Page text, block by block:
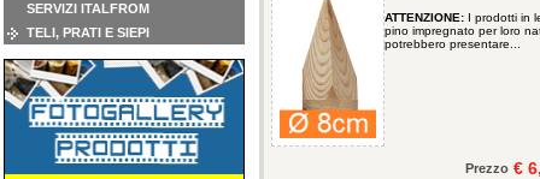
SERVIZI ITALFROM
TELI, PRATI E SIEPI
ATTENZIONE: I prodotti in
pino impregnato per loro
potrebbero presentare...
Prezzo €